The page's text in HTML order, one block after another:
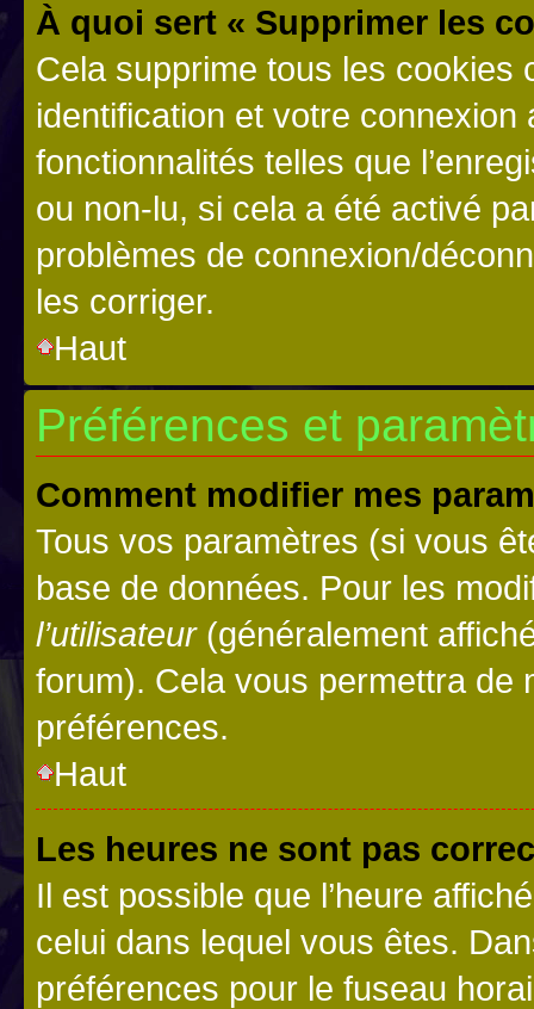
À quoi sert « Supprimer les
Cela supprime tous les cookies
identification et votre
fonctionnalités telles que
ou non-lu, si cela a été activé
problèmes de connexion/
les corriger.
Haut
Préférences et
Comment modifier mes
Tous vos paramètres (si vous
base de données. Pour les
l’utilisateur(généralement
forum). Cela vous permettra de
préférences.
Haut
Les heures ne sont pas
Il est possible que l’heure
celui dans lequel vous êtes.
préférences pour le fuseau